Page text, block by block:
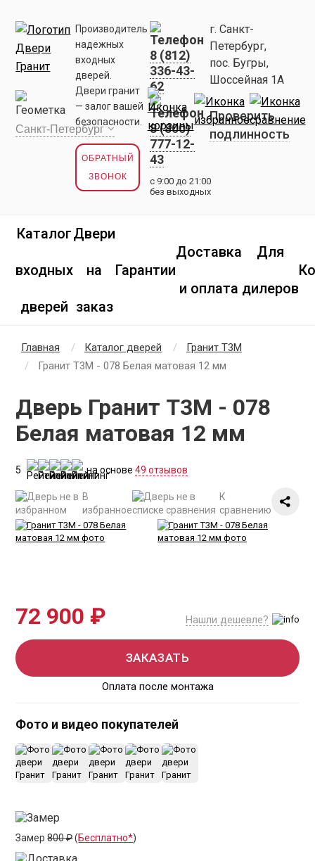
Производитель
надежных
входных
дверей.
Двери гранит
— залог вашей
безопасности.
ОБРАТНЫЙ
ЗВОНОК
8 (812)
336-43-
62
8 (800)
777-12-
43
с 9:00 до 21:00
без выходных
г. Санкт-
Петербург,
пос. Бугры,
Шоссейная 1А
Проверить
подлинность
Каталог
входных
дверей
Двери
на
заказ
Гарантии
Доставка
и оплата
Для
дилеров
Главная Каталог дверей
Гранит Т3М
Гранит Т3М - 078 Белая матовая 12 мм
Дверь Гранит Т3М - 078
Белая матовая 12 мм
5 на основе49 отзывов
В
избранное
К
сравнению
72 900 ₽ Нашли дешевле?
ЗАКАЗАТЬ
Оплата после монтажа
Фото и видео покупателей
Замер800 ₽(Бесплатно*)